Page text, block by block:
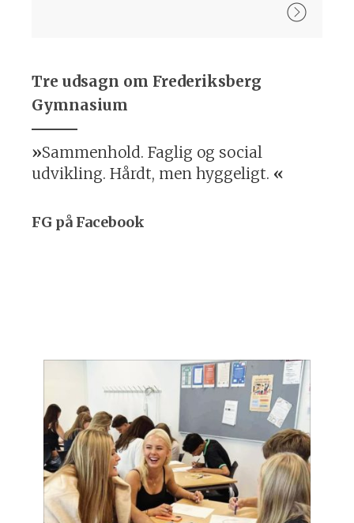
Tre udsagn om Frederiksberg
Gymnasium
Sammenhold. Faglig og social
udvikling. Hårdt, men hyggeligt.
FG på Facebook